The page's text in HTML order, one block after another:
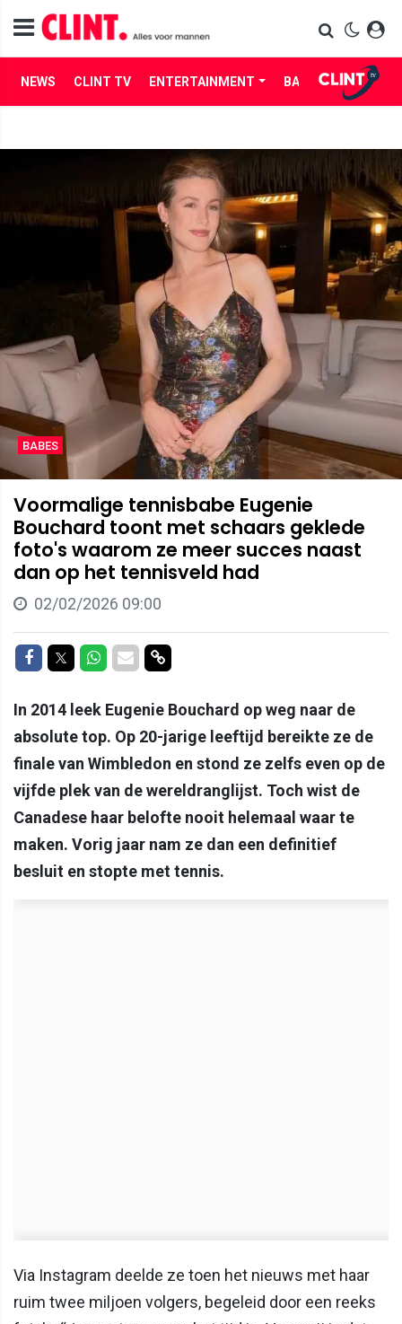
NEWS CLINT TV ENTERTAINMENT BABES LIFE
BABES
Voormalige tennisbabe Eugenie
Bouchard toont met schaars geklede
foto's waarom ze meer succes naast
dan op het tennisveld had
02/02/2026 09:00
Delen op Facebook
Delen op Twitter
Delen op Whatsapp
Delen via Mail
Delen via link
In 2014 leek Eugenie Bouchard op weg naar de
absolute top. Op 20-jarige leeftijd bereikte ze de
finale van Wimbledon en stond ze zelfs even op de
vijfde plek van de wereldranglijst. Toch wist de
Canadese haar belofte nooit helemaal waar te
maken. Vorig jaar nam ze dan een definitief
besluit en stopte met tennis.
Via Instagram deelde ze toen het nieuws met haar
ruim twee miljoen volgers, begeleid door een reeks